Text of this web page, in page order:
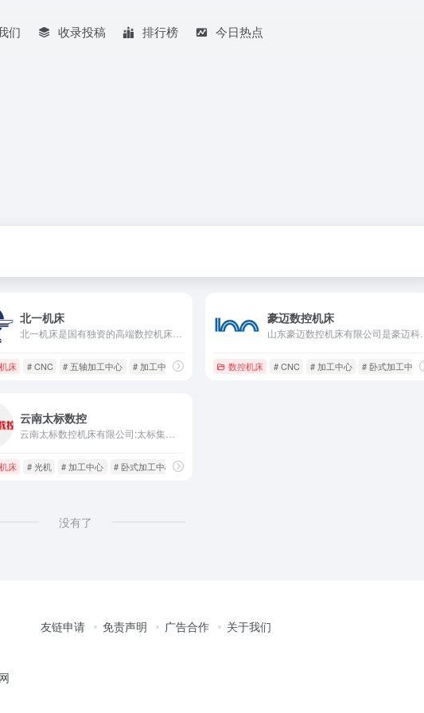
们 收录投稿 排行榜 今日热点
北一机床
床 # CNC # 五轴加工中心 # 加工中心
豪迈数控机床
山东豪迈数控机床有限公司是豪迈科技（股票代码：SZ.002595）的全资子公司
数控机床 # CNC # 加工中心 # 卧式加工中心
云南太标数控
床 # 光机 # 加工中心 # 卧式加工中心
没有了
友链申请 免责声明 广告合作 关于我们